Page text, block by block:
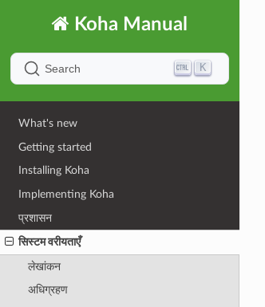
Koha Manual
Search K
What's new
Getting started
Installing Koha
Implementing Koha
प्रशासन
सिस्टम वरीयताएँ
लेखांकन
अधिग्रहण